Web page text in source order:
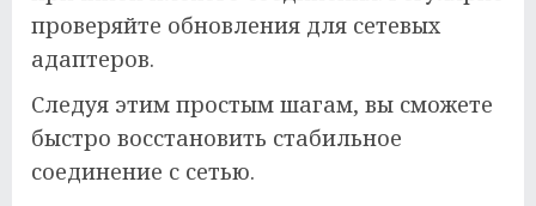
проверяйте обновления для сетевых
адаптеров.
Следуя этим простым шагам, вы сможете
быстро восстановить стабильное
соединение с сетью.